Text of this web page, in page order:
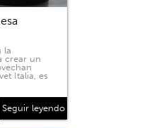
la
crear un
Italia, es
Seguir leyendo